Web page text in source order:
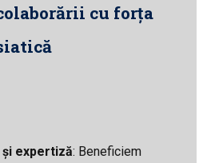
cu forța
expertiză: Beneficiem